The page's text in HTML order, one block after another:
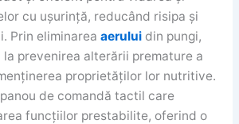
cu ușurință, reducând risipa și
Prin eliminarea aeruluidin pungi,
prevenirea alterării premature a
proprietăților lor nutritive.
de comandă tactil care
funcțiilor prestabilite, oferind o